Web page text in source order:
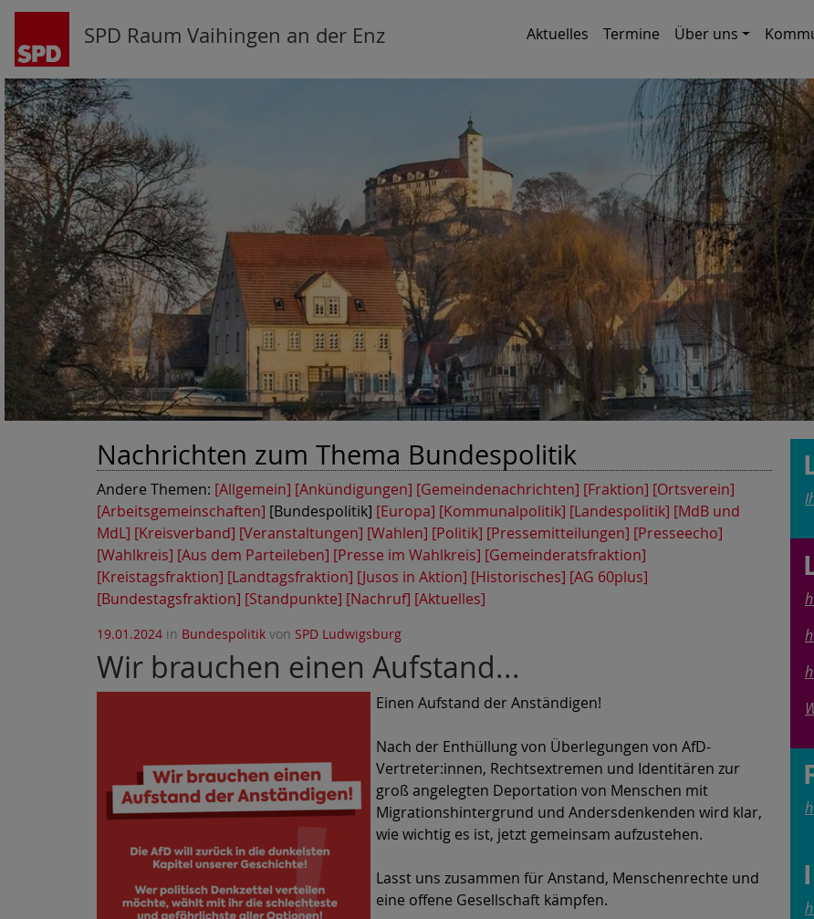
SPD Raum Vaihingen an der Enz Aktuelles Termine Über uns
Nachrichten zum Thema Bundespolitik
Andere Themen: [Allgemein] [Ankündigungen] [Gemeindenachrichten] [Fraktion] [Ortsverein]
[Arbeitsgemeinschaften] [Bundespolitik] [Europa] [Kommunalpolitik] [Landespolitik] [MdB und
MdL] [Kreisverband] [Veranstaltungen] [Wahlen] [Politik] [Pressemitteilungen] [Presseecho]
[Wahlkreis] [Aus dem Parteileben] [Presse im Wahlkreis] [Gemeinderatsfraktion]
[Kreistagsfraktion] [Landtagsfraktion] [Jusos in Aktion] [Historisches] [AG 60plus]
[Bundestagsfraktion] [Standpunkte] [Nachruf] [Aktuelles]
19.01.2024 in Bundespolitik von SPD Ludwigsburg
Wir brauchen einen Aufstand...
Einen Aufstand der Anständigen!
Nach der Enthüllung von Überlegungen von AfD-
Vertreter:innen, Rechtsextremen und Identitären zur
groß angelegten Deportation von Menschen mit
Migrationshintergrund und Andersdenkenden wird klar,
wie wichtig es ist, jetzt gemeinsam aufzustehen.
Lasst uns zusammen für Anstand, Menschenrechte und
eine offene Gesellschaft kämpfen.